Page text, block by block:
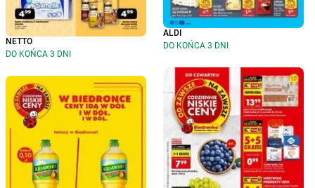
NETTO
DO KOŃCA 3 DNI
ALDI
DO KOŃCA 3 DNI